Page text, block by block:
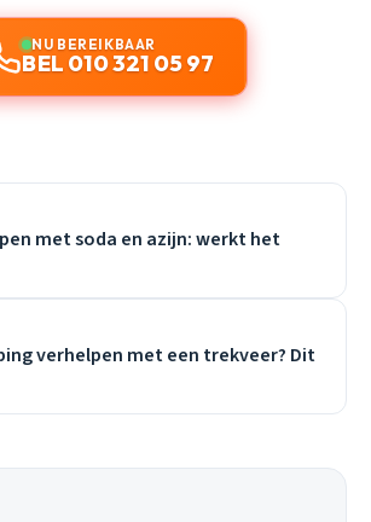
NU BEREIKBAAR
BEL 010 321 05 97
met soda en azijn: werkt het
verhelpen met een trekveer? Dit